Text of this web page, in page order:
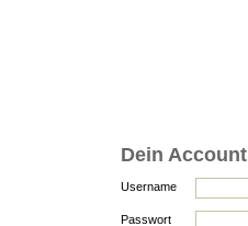
Dein Account
Username
Passwort